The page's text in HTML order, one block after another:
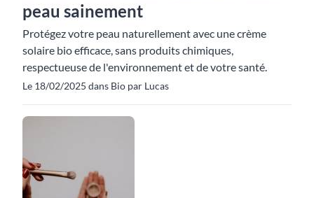
peau sainement
Protégez votre peau naturellement avec une crème
solaire bio efficace, sans produits chimiques,
respectueuse de l'environnement et de votre santé.
Le 18/02/2025 dans Bio par Lucas